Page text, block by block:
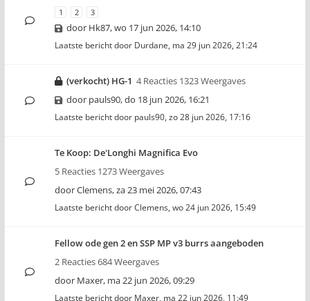
1 2 3
door Hk87,wo 17 jun 2026, 14:10
Laatste bericht door Durdane, ma 29 jun 2026, 21:24
(verkocht) HG-1 4 Reacties 1323 Weergaves
door pauls90,do 18 jun 2026, 16:21
Laatste bericht door pauls90, zo 28 jun 2026, 17:16
Te Koop: De'Longhi Magnifica Evo
5 Reacties 1273 Weergaves
doorClemens,za 23 mei 2026, 07:43
Laatste bericht doorClemens, wo 24 jun 2026, 15:49
Fellow ode gen 2 en SSP MP v3 burrs aangeboden
2 Reacties 684 Weergaves
door Maxer, ma 22 jun 2026, 09:29
Laatste bericht door Maxer, ma 22 jun 2026, 11:49